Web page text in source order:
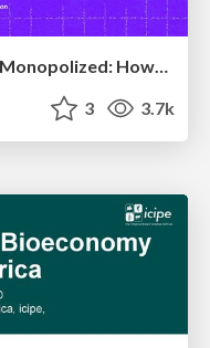
The AI Revolution Will Not Be Monopolized: How open-source beats economies of scale, even for LLMs
3 3.7k